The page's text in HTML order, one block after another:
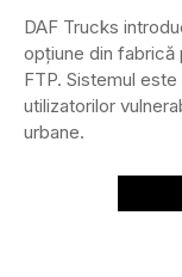
DAF Trucks
opțiune din
FTP. Sistemul
utilizatorilor
urbane.